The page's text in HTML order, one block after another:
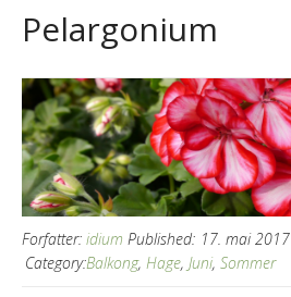
Pelargonium
Forfatter: idium Published: 17. mai 2017
Category:Balkong, Hage, Juni, Sommer